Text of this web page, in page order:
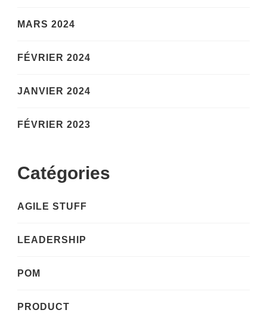
MARS 2024
FÉVRIER 2024
JANVIER 2024
FÉVRIER 2023
Catégories
AGILE STUFF
LEADERSHIP
POM
PRODUCT